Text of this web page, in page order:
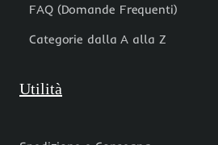
FAQ (Domande Frequenti)
Categorie dalla A alla Z
Utilità